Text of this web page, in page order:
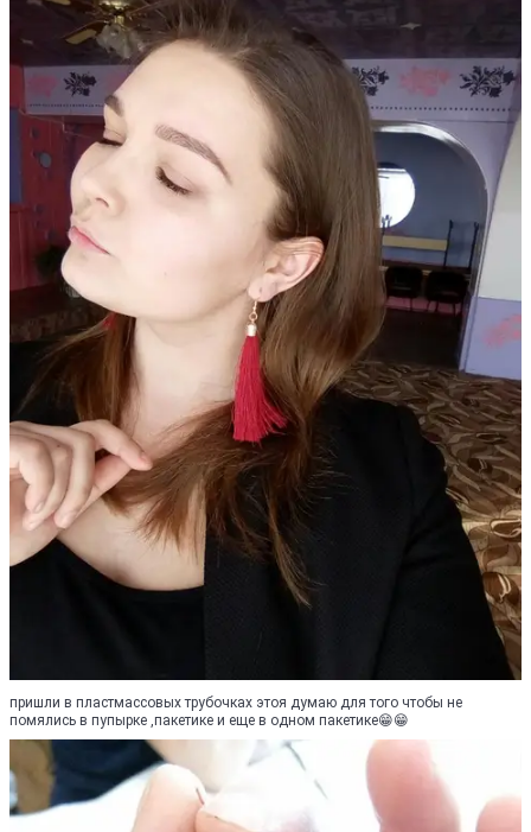
пришли в пластмассовых трубочках этоя думаю для того чтобы не
помялись в пупырке ,пакетике и еще в одном пакетике😁😁